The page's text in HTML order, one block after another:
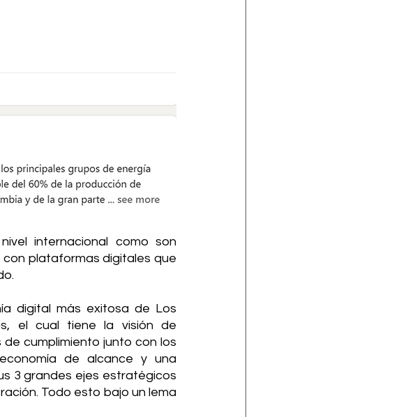
internacional como son
con plataformas digitales que
digital más exitosa de Los
el cual tiene la visión de
cumplimiento junto con los
de alcance y una
3 grandes ejes estratégicos
Todo esto bajo un lema